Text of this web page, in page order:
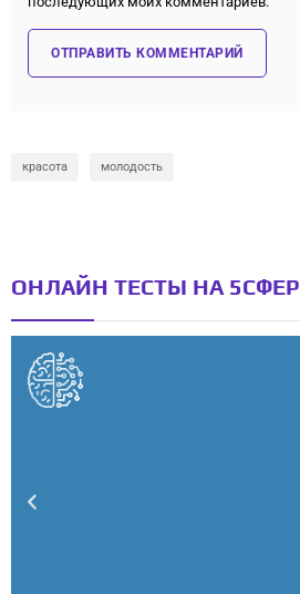
красота молодость
ОНЛАЙН ТЕСТЫ НА 5СФЕР